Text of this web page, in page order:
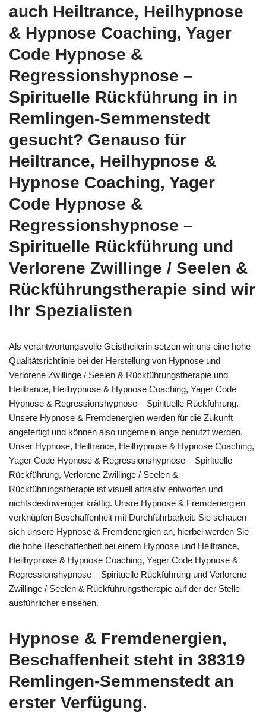
auch Heiltrance, Heilhypnose
& Hypnose Coaching, Yager
Code Hypnose &
Regressionshypnose –
Spirituelle Rückführung in in
Remlingen-Semmenstedt
gesucht? Genauso für
Heiltrance, Heilhypnose &
Hypnose Coaching, Yager
Code Hypnose &
Regressionshypnose –
Spirituelle Rückführung und
Verlorene Zwillinge / Seelen &
Rückführungstherapie sind wir
Ihr Spezialisten
Als verantwortungsvolle Geistheilerin setzen wir uns eine hohe
Qualitätsrichtlinie bei der Herstellung von Hypnose und
Verlorene Zwillinge / Seelen & Rückführungstherapie und
Heiltrance, Heilhypnose & Hypnose Coaching, Yager Code
Hypnose & Regressionshypnose – Spirituelle Rückführung.
Unsere Hypnose & Fremdenergien werden für die Zukunft
angefertigt und können also ungemein lange benutzt werden.
Unser Hypnose, Heiltrance, Heilhypnose & Hypnose Coaching,
Yager Code Hypnose & Regressionshypnose – Spirituelle
Rückführung, Verlorene Zwillinge / Seelen &
Rückführungstherapie ist visuell attraktiv entworfen und
nichtsdestoweniger kräftig. Unsre Hypnose & Fremdenergien
verknüpfen Beschaffenheit mit Durchführbarkeit. Sie schauen
sich unsere Hypnose & Fremdenergien an, hierbei werden Sie
die hohe Beschaffenheit bei einem Hypnose und Heiltrance,
Heilhypnose & Hypnose Coaching, Yager Code Hypnose &
Regressionshypnose – Spirituelle Rückführung und Verlorene
Zwillinge / Seelen & Rückführungstherapie auf der der Stelle
ausführlicher einsehen.
Hypnose & Fremdenergien,
Beschaffenheit steht in 38319
Remlingen-Semmenstedt an
erster Verfügung.